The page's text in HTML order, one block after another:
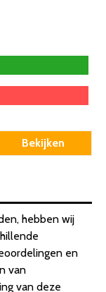
Bekijken
hebben wij
en
van
van deze